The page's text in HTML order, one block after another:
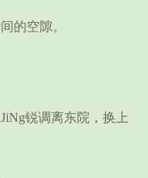
的空隙。
锐调离东院，换上